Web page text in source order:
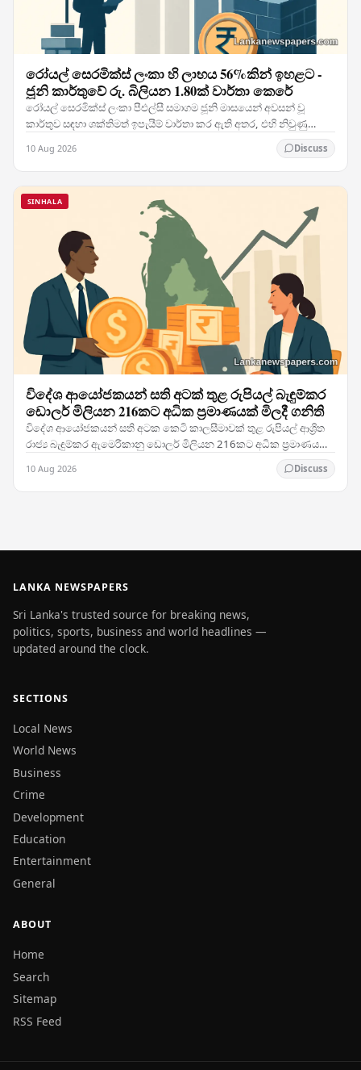
රෝයල් සෙරමික්ස් ලංකා හි ලාභය 56%කින් ඉහළට -
ජූනි කාර්තුවේ රු. බිලියන 1.80ක් වාර්තා කෙරේ
රෝයල් සෙරමික්ස් ලංකා පීඑල්සී සමාගම ජූනි මාසයෙන් අවසන් වූ
කාර්තුව සඳහා ශක්තිමත් ඉපැයීම් වාර්තා කර ඇති අතර, එහි නිවුණු
10 Aug 2026 Discuss
SINHALA
විදේශ ආයෝජකයන් සති අටක් තුළ රුපියල් බැඳුම්කර
ඩොලර් මිලියන 216කට අධික ප්‍රමාණයක් මිලදී ගනිති
විදේශ ආයෝජකයන් සති අටක කෙටි කාලසීමාවක් තුළ රුපියල් ආශ්‍රිත
රාජ්‍ය බැඳුම්කර ඇමෙරිකානු ඩොලර් මිලියන 216කට අධික ප්‍රමාණයක්
10 Aug 2026 Discuss
LANKA NEWSPAPERS
Sri Lanka's trusted source for breaking news,
politics, sports, business and world headlines —
updated around the clock.
SECTIONS
Local News
World News
Business
Crime
Development
Education
Entertainment
General
ABOUT
Home
Search
Sitemap
RSS Feed